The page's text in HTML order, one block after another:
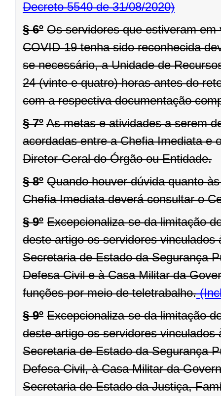
Decreto 5540 de 31/08/2020)
§ 6º Os servidores que estiveram
COVID-19 tenha sido reconhecida
se necessário, a Unidade de
24 (vinte e quatro) horas antes do
com a respectiva documentação
§ 7º As metas e atividades a serem
acordadas entre a Chefia Imediata e
Diretor-Geral do Órgão ou Entidade.
§ 8º Quando houver dúvida quanto
Chefia Imediata deverá consultar o
§ 9º Excepcionaliza-se da limitação
deste artigo os servidores
Secretaria de Estado da Segurança
Defesa Civil e à Casa Militar da
funções por meio de teletrabalho.
§ 9º Excepcionaliza-se da limitação
deste artigo os servidores
Secretaria de Estado da Segurança
Defesa Civil, à Casa Militar da
Secretaria de Estado da Justiça,